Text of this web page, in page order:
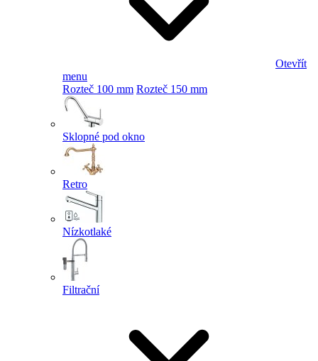
Otevřít
menu
Rozteč 100 mm Rozteč 150 mm
Sklopné pod okno
Retro
Nízkotlaké
Filtrační